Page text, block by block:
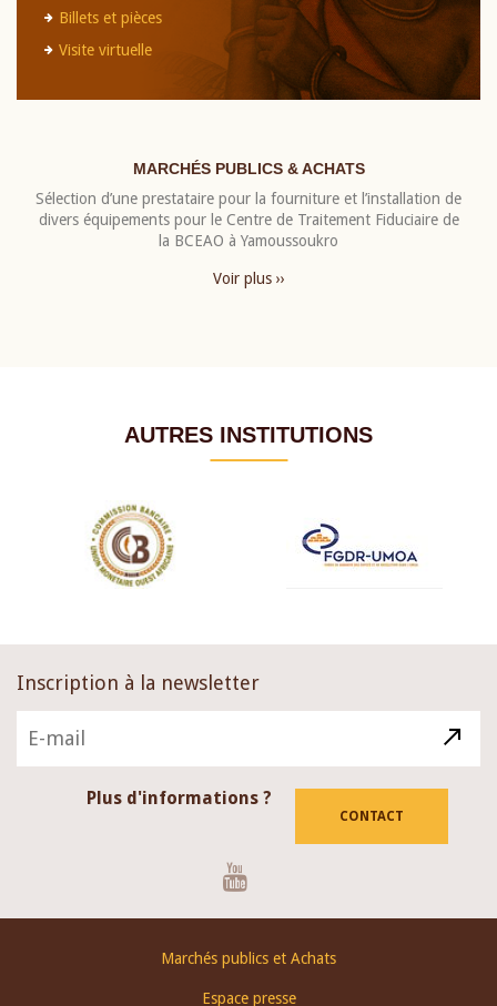
Billets et pièces
Visite virtuelle
MARCHÉS PUBLICS & ACHATS
Sélection d’une prestataire pour la fourniture et l’installation de
divers équipements pour le Centre de Traitement Fiduciaire de
la BCEAO à Yamoussoukro
Voir plus ››
AUTRES INSTITUTIONS
Inscription à la newsletter
Plus d'informations ?
CONTACT
Marchés publics et Achats
Espace presse